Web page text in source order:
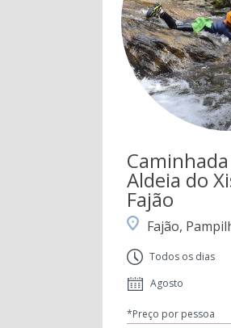
Aldeia do
Fajão
Fajão,
Todos os dias
Agosto
*Preço por pessoa